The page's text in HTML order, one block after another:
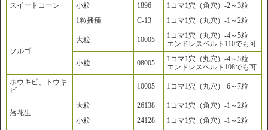
スイートコーン 小粒 1896
1コマ1穴（角穴）-2～3粒
1粒播種
C-13 1コマ1穴（丸穴）-1～2粒
ソルゴ
大粒 10005
1コマ1穴（丸穴）-4～5粒
エンドレスベルト110でも可
小粒 08005
1コマ1穴（丸穴）-4～5粒
エンドレスベルト108でも可
ホウキビ、トウキ
ビ
10005 1コマ1穴（丸穴）-6～7粒
落花生
大粒 26138
1コマ1穴（角穴）-1～2粒
小粒
24128
1コマ1穴（角穴）-1～2粒